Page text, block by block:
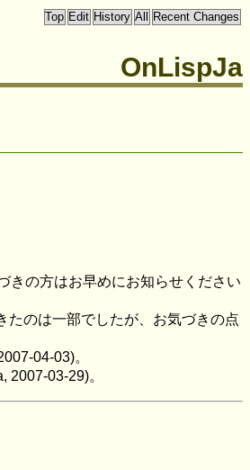
OnLispJa
きの方はお早めにお知らせください
たのは一部でしたが、お気づきの点
04-03)。
03-29)。